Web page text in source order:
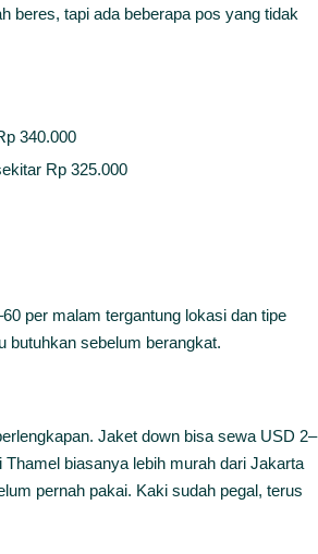
beres, tapi ada beberapa pos yang tidak
340.000
Rp 325.000
per malam tergantung lokasi dan tipe
butuhkan sebelum berangkat.
Jaket down bisa sewa USD 2–
biasanya lebih murah dari Jakarta
pernah pakai. Kaki sudah pegal, terus